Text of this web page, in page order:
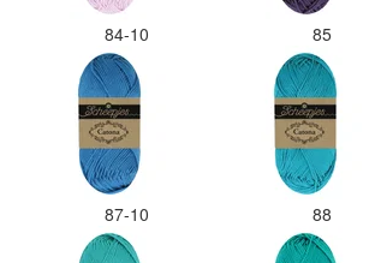
84-10 85
87-10 88